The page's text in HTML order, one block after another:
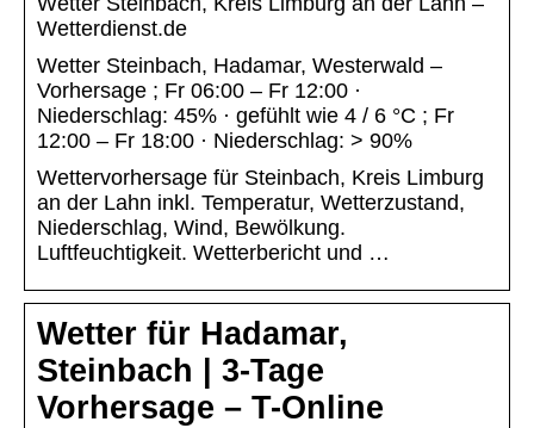
Wetterdienst.de
Wetter Steinbach, Hadamar, Westerwald –
Vorhersage ; Fr 06:00 – Fr 12:00 ·
Niederschlag: 45% · gefühlt wie 4 / 6 °C ; Fr
12:00 – Fr 18:00 · Niederschlag: > 90%
Wettervorhersage für Steinbach, Kreis Limburg
an der Lahn inkl. Temperatur, Wetterzustand,
Niederschlag, Wind, Bewölkung.
Luftfeuchtigkeit. Wetterbericht und …
Wetter für Hadamar,
Steinbach | 3-Tage
Vorhersage – T-Online